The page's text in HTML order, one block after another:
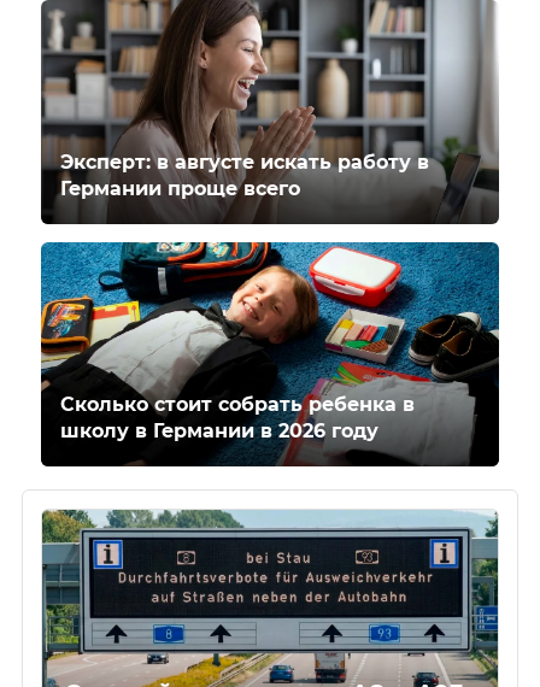
Эксперт: в августе искать работу в
Германии проще всего
Сколько стоит собрать ребенка в
школу в Германии в 2026 году